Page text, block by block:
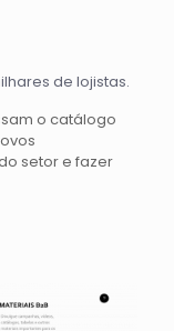
de lojistas.
o catálogo
setor e fazer